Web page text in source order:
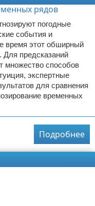
погодные
события и
время этот обширный
Для предсказаний
множество способов
экспертные
для сравнения
временных
Подробнее